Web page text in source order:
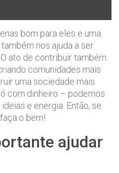
bom para eles e uma
nos ajuda a ser
ato de contribuir também
comunidades mais
uma sociedade mais
com dinheiro – podemos
e energia. Então, se
o bem!
ajudar